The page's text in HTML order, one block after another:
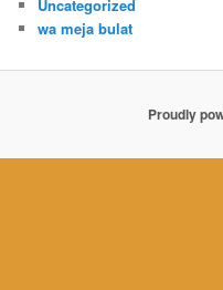
Uncategorized
wa meja bulat
Proudly